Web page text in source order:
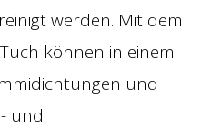
werden. Mit dem
können in einem
und
und